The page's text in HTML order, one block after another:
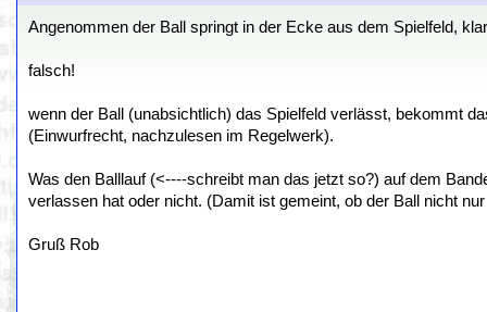
Angenommen der Ball springt in der Ecke aus dem Spielfeld,
falsch!
wenn der Ball (unabsichtlich) das Spielfeld verlässt, bekommt
(Einwurfrecht, nachzulesen im Regelwerk).
Was den Balllauf (<----schreibt man das jetzt so?) auf dem
verlassen hat oder nicht. (Damit ist gemeint, ob der Ball nicht
Gruß Rob